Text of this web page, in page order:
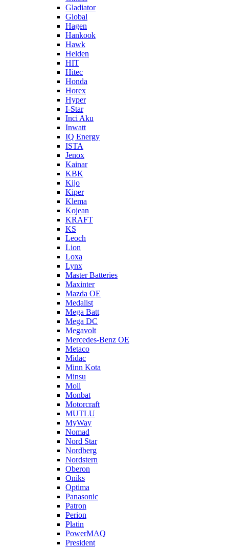
Gladiator
Global
Hagen
Hankook
Hawk
Helden
HIT
Hitec
Honda
Horex
Hyper
I-Star
Inci Aku
Inwatt
IQ Energy
ISTA
Jenox
Kainar
KBK
Kijo
Kiper
Klema
Kojean
KRAFT
KS
Leoch
Lion
Loxa
Lynx
Master Batteries
Maxinter
Mazda OE
Medalist
Mega Batt
Mega DC
Megavolt
Mercedes-Benz OE
Metaco
Midac
Minn Kota
Minsu
Moll
Monbat
Motorcraft
MUTLU
MyWay
Nomad
Nord Star
Nordberg
Nordstern
Oberon
Oniks
Optima
Panasonic
Patron
Perion
Platin
PowerMAQ
President